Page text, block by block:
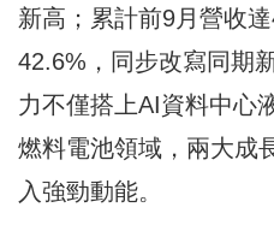
新高；累計前9月營收
42.6%，同步改寫同期
力不僅搭上AI資料中心
燃料電池領域，兩大成
入強勁動能。